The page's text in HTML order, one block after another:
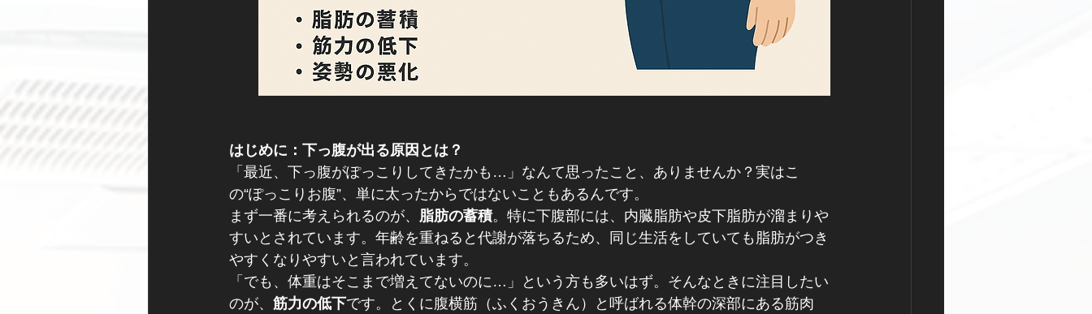
はじめに：下っ腹が出る原因とは？
「最近、下っ腹がぽっこりしてきたかも…」なんて思ったこと、ありませんか？実はこ
の“ぽっこりお腹”、単に太ったからではないこともあるんです。
まず一番に考えられるのが、 脂肪の蓄積。特に下腹部には、内臓脂肪や皮下脂肪が溜まりや
すいとされています。年齢を重ねると代謝が落ちるため、同じ生活をしていても脂肪がつき
やすくなりやすいと言われています。
「でも、体重はそこまで増えてないのに…」という方も多いはず。そんなときに注目したい
のが、 筋力の低下です。とくに腹横筋（ふくおうきん）と呼ばれる体幹の深部にある筋肉